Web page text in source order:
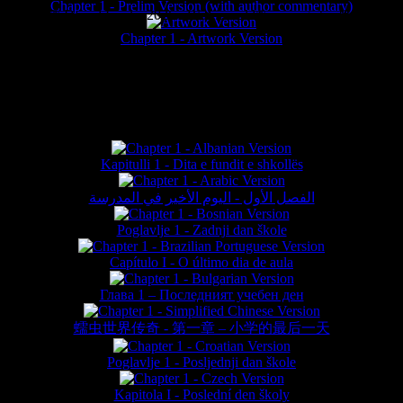
Chapter 1 - Prelim Version (with author commentary)
Chapter 1 - Artwork Version
Kapitulli 1 - Dita e fundit e shkollës
الفصل الأول - اليوم الأخير في المدرسة
Poglavlje 1 - Zadnji dan škole
Capítulo I - O último dia de aula
Глава 1 – Последният учебен ден
蠕虫世界传奇 - 第一章 – 小学的最后一天
Poglavlje 1 - Posljednji dan škole
Kapitola I - Poslední den školy
website © Daniel Lieske 2026 - Wormworld® is a registered